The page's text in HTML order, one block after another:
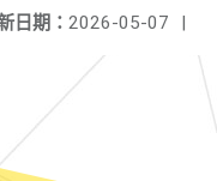
日期： 2026-05-07 |